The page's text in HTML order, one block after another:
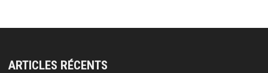
ARTICLES RÉCENTS